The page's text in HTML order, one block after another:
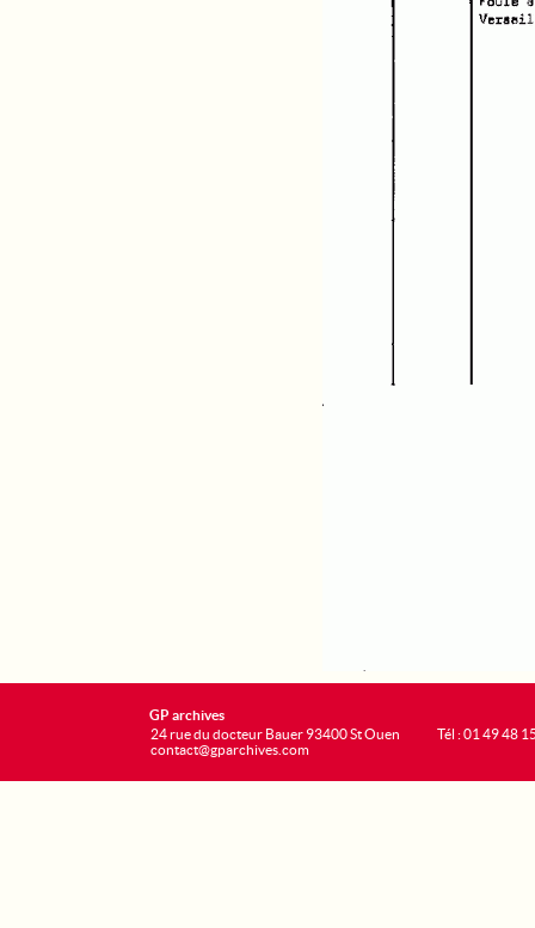
GP archives
24 rue du docteur Bauer 93400 St Ouen
contact@gparchives.com
Tél : 01 49 48